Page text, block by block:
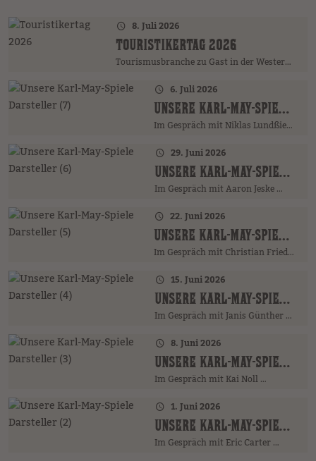
8. Juli 2026
TOURISTIKERTAG 2026
Tourismusbranche zu Gast in der Westernstadt
6. Juli 2026
UNSERE KARL-MAY-SPIELE DARSTELLER (7)
Im Gespräch mit Niklas Lundßien …
29. Juni 2026
UNSERE KARL-MAY-SPIELE DARSTELLER (6)
Im Gespräch mit Aaron Jeske …
22. Juni 2026
UNSERE KARL-MAY-SPIELE DARSTELLER (5)
Im Gespräch mit Christian Friedrich …
15. Juni 2026
UNSERE KARL-MAY-SPIELE DARSTELLER (4)
Im Gespräch mit Janis Günther …
8. Juni 2026
UNSERE KARL-MAY-SPIELE DARSTELLER (3)
Im Gespräch mit Kai Noll …
1. Juni 2026
UNSERE KARL-MAY-SPIELE DARSTELLER (2)
Im Gespräch mit Eric Carter …